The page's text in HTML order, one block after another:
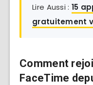
Lire Aussi : 15
gratuitement
Comment
FaceTime